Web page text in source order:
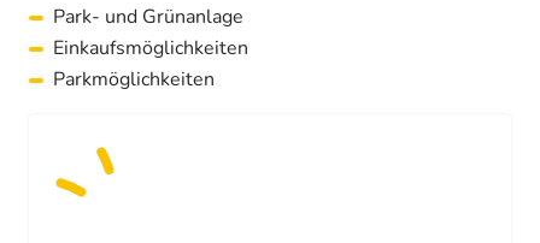
Park- und Grünanlage
Einkaufsmöglichkeiten
Parkmöglichkeiten